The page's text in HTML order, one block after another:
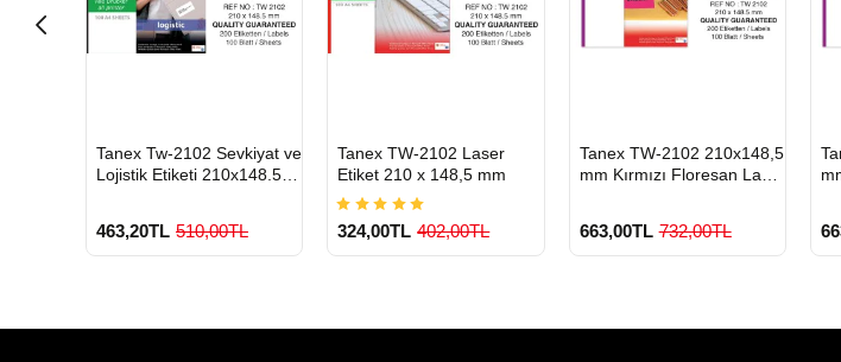
GÖNDERİ
Tanex Tw-2102 Sevkiyat ve
Lojistik Etiketi 210x148.5
463,20TL 510,00TL
GÖNDERİ
Tanex TW-2102 Laser
Etiket 210 x 148,5 mm
324,00TL 402,00TL
GÖNDERİ
Tanex TW-2102 210x148,5
mm Kırmızı Floresan Laser
663,00TL 732,00TL